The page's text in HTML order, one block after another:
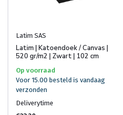
Latim SAS
Latim | Katoendoek / Canvas |
520 gr/m2 | Zwart | 102 cm
Op voorraad
Voor 15.00 besteld is vandaag
verzonden
Deliverytime